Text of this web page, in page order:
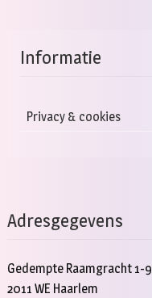
Informatie
Privacy & cookies
Adresgegevens
Gedempte Raamgracht 1-9
2011 WE Haarlem